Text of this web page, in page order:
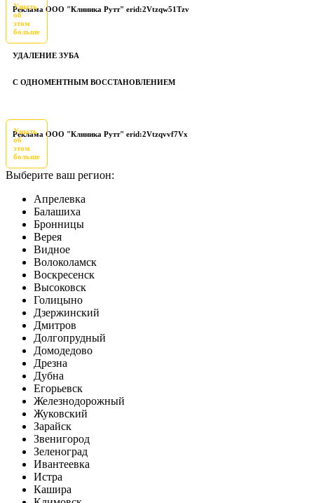
Реклама ООО "Клиника Рутт" erid:2Vtzqw51Tzv
Узнать
об
этом
больше
УДАЛЕНИЕ ЗУБА
С ОДНОМЕНТНЫМ ВОССТАНОВЛЕНИЕМ
Реклама ООО "Клиника Рутт" erid:2Vtzqvvf7Vx
Узнать
об
этом
больше
Выберите ваш регион:
Апрелевка
Балашиха
Бронницы
Верея
Видное
Волоколамск
Воскресенск
Высоковск
Голицыно
Дзержинский
Дмитров
Долгопрудный
Домодедово
Дрезна
Дубна
Егорьевск
Железнодорожный
Жуковский
Зарайск
Звенигород
Зеленоград
Ивантеевка
Истра
Кашира